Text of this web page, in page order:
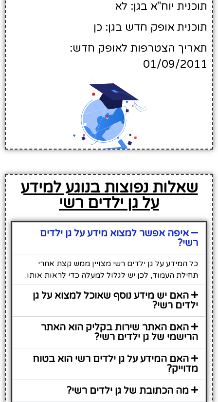
תוכנית יוח"א בגן: לא
תוכנית אופק חדש בגן: כן
תאריך הצטרפות לאופק חדש:
01/09/2011
שאלות נפוצות בנוגע למידע
על גן ילדים רשי
איפה אפשר למצוא מידע על גן ילדים
רשי?
כל המידע על גן ילדים רשי מצויין ממש קצת אחרי
תחילת העמוד, לכן יש לגלול למעלה כדי לראות אותו.
האם יש מידע נוסף שאוכל למצוא על גן
ילדים רשי?
האם האתר שירות בקליק הוא האתר
הרישמי של גן ילדים רשי?
האם המידע על גן ילדים רשי הוא בטוח
מדוייק?
מה הכתובת של גן ילדים רשי?